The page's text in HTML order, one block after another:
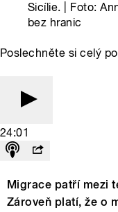
Sicílie. | Foto:
bez hranic
Poslechněte si celý
24:01
Migrace patří mezi
Zároveň platí, že o